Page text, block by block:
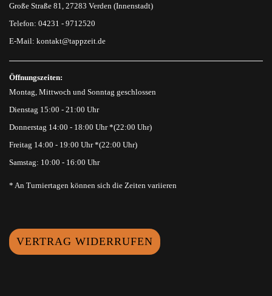
Große Straße 81, 27283 Verden (Innenstadt)
Telefon: 04231 - 9712520
E-Mail: kontakt@tappzeit.de
Öffnungszeiten:
Montag, Mittwoch und Sonntag geschlossen
Dienstag 15:00 - 21:00 Uhr
Donnerstag 14:00 - 18:00 Uhr *(22:00 Uhr)
Freitag 14:00 - 19:00 Uhr *(22:00 Uhr)
Samstag: 10:00 - 16:00 Uhr
* An Turniertagen können sich die Zeiten variieren
VERTRAG WIDERRUFEN